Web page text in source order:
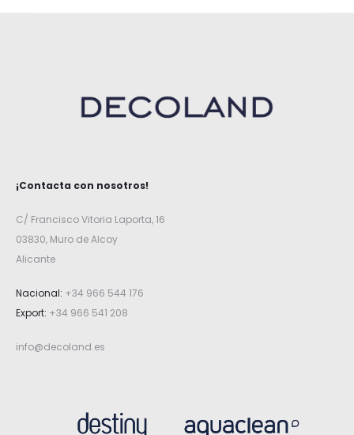
¡Contacta con nosotros!
C/ Francisco Vitoria Laporta, 16
03830, Muro de Alcoy
Alicante
Nacional: +34 966 544 176
Export: +34 966 541 208
info@decoland.es